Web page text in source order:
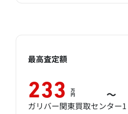
最高査定額
233 万
円 ～
ガリバー関東買取センター1